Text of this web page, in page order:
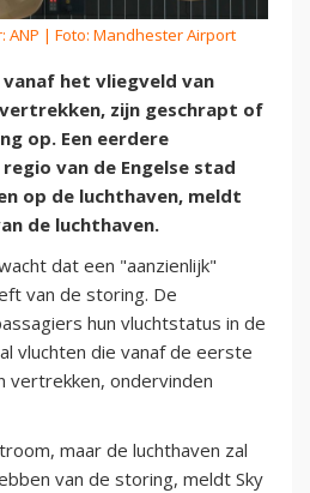
ANP | Foto: Mandhester Airport
het vliegveld van
zijn geschrapt of
op. Een eerdere
van de Engelse stad
op de luchthaven, meldt
de luchthaven.
dat een "aanzienlijk"
van de storing. De
hun vluchtstatus in de
vluchten die vanaf de eerste
vertrekken, ondervinden
maar de luchthaven zal
van de storing, meldt Sky